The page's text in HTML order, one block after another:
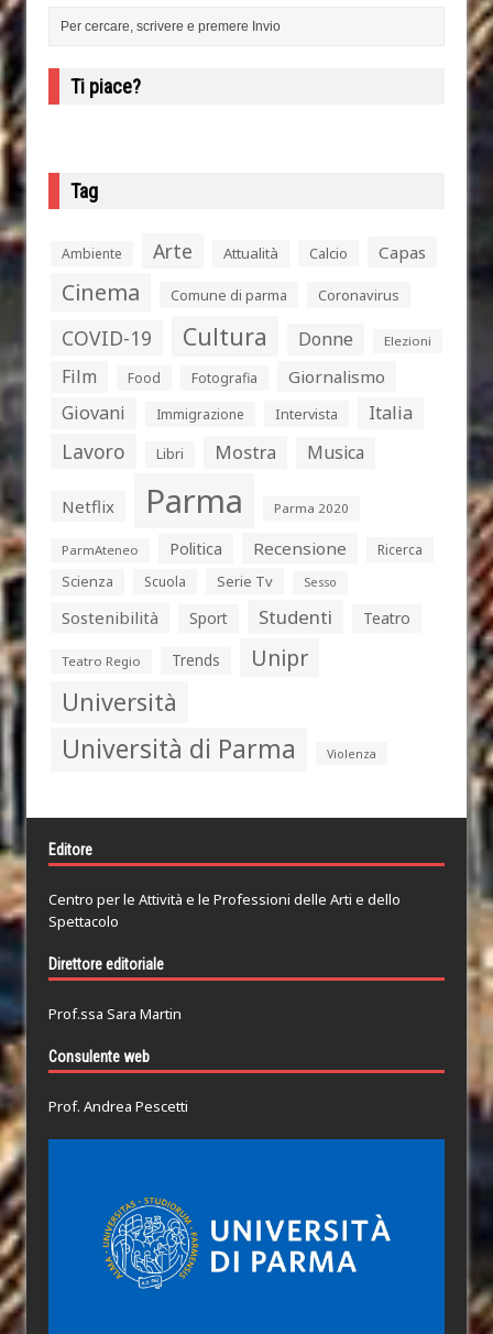
Ti piace?
Tag
Ambiente Arte Attualità Calcio Capas
Cinema Comune di parma Coronavirus
COVID-19 Cultura Donne Elezioni
Film Food Fotografia Giornalismo
Giovani Immigrazione Intervista Italia
Lavoro Libri Mostra Musica
Netflix Parma Parma 2020
ParmAteneo Politica Recensione
Ricerca
Scienza
Scuola Serie Tv Sesso
Sostenibilità Sport Studenti Teatro
Teatro Regio Trends Unipr
Università
Università di Parma Violenza
Editore
Centro per le Attività e le Professioni delle Arti e dello
Spettacolo
Direttore editoriale
Prof.ssa Sara Martin
Consulente web
Prof. Andrea Pescetti